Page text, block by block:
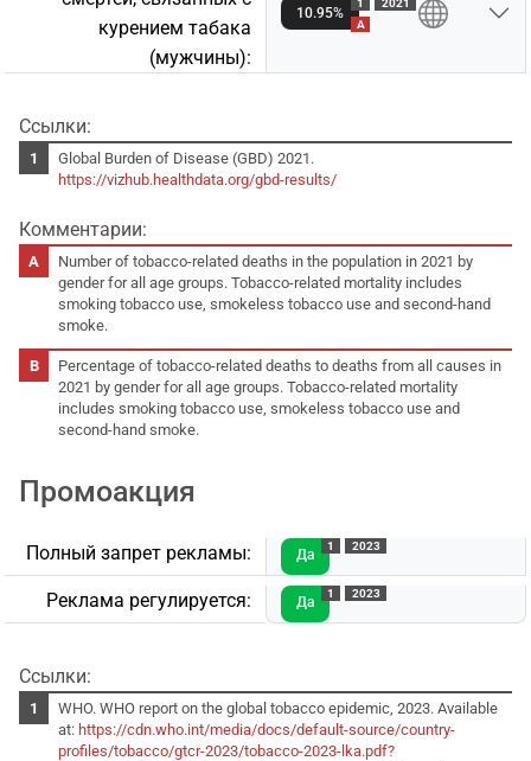
курением табакa
(мужчины):
10.95%
1
A
2021
Ссылки:
Global Burden of Disease (GBD) 2021.
https://vizhub.healthdata.org/gbd-results/
Комментарии:
Number of tobacco-related deaths in the population in 2021 by
gender for all age groups. Tobacco-related mortality includes
smoking tobacco use, smokeless tobacco use and second-hand
smoke.
Percentage of tobacco-related deaths to deaths from all causes in
2021 by gender for all age groups. Tobacco-related mortality
includes smoking tobacco use, smokeless tobacco use and
second-hand smoke.
Промоакция
Полный запрет рекламы: Да
1 2023
Реклама регулируется: Да
1 2023
Ссылки:
WHO. WHO report on the global tobacco epidemic, 2023. Available
at: https://cdn.who.int/media/docs/default-source/country-
profiles/tobacco/gtcr-2023/tobacco-2023-lka.pdf?